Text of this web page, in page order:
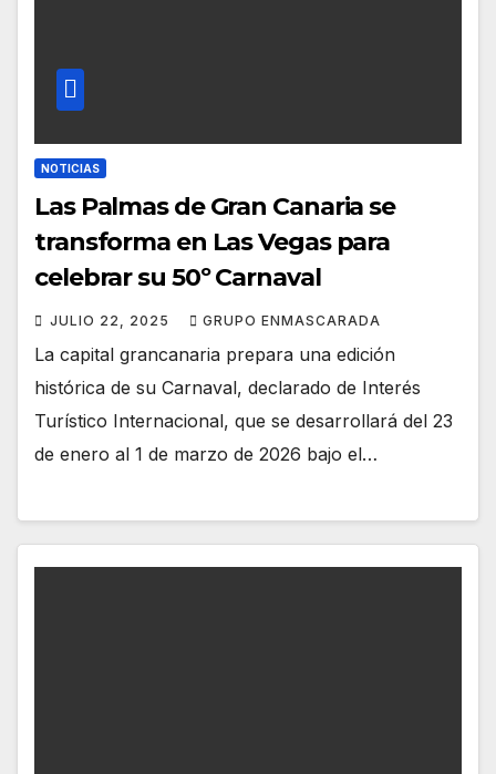
NOTICIAS
Las Palmas de Gran Canaria se
transforma en Las Vegas para
celebrar su 50º Carnaval
JULIO 22, 2025 GRUPO ENMASCARADA
La capital grancanaria prepara una edición
histórica de su Carnaval, declarado de Interés
Turístico Internacional, que se desarrollará del 23
de enero al 1 de marzo de 2026 bajo el…